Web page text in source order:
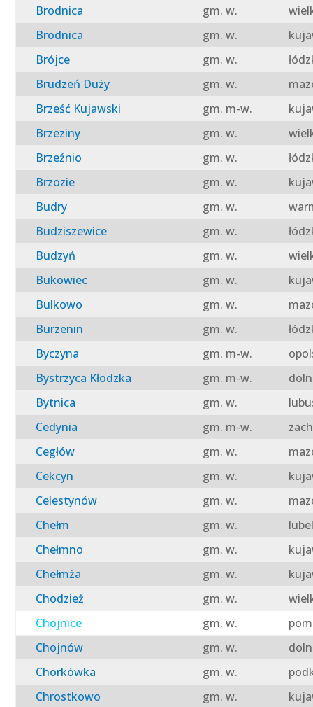
Brodnica
gm. w.
Brodnica
gm. w.
Brójce
gm. w.
Brudzeń Duży
gm. w.
Brześć Kujawski
gm. m-w.
Brzeziny
gm. w.
Brzeźnio
gm. w.
Brzozie
gm. w.
Budry
gm. w.
Budziszewice
gm. w.
Budzyń
gm. w.
Bukowiec
gm. w.
Bulkowo
gm. w.
Burzenin
gm. w.
Byczyna
gm. m-w.
Bystrzyca Kłodzka
gm. m-w.
Bytnica
gm. w.
Cedynia
gm. m-w.
Cegłów
gm. w.
Cekcyn
gm. w.
Celestynów
gm. w.
Chełm
gm. w.
Chełmno
gm. w.
Chełmża
gm. w.
Chodzież
gm. w.
Chojnice
gm. w.
Chojnów
gm. w.
Chorkówka
gm. w.
Chrostkowo
gm. w.